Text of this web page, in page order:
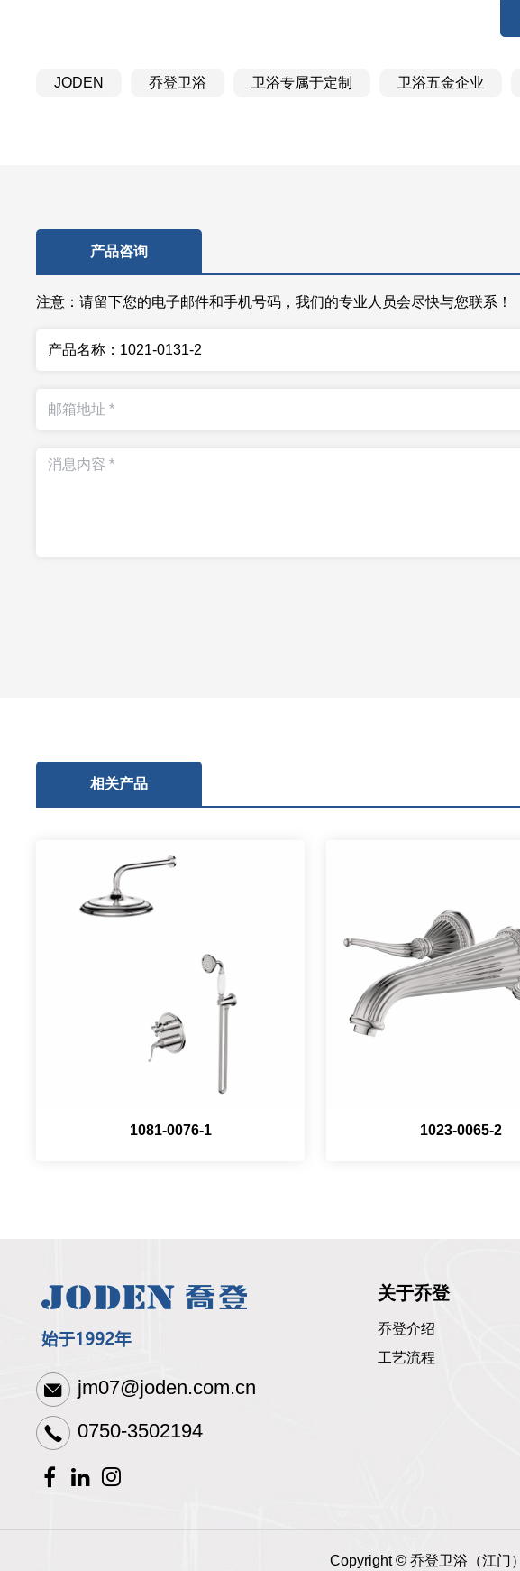
JODEN 乔登卫浴 卫浴专属于定制 卫浴五金企业
产品咨询
注意：请留下您的电子邮件和手机号码，我们的专业人员会尽快与您联系！
相关产品
1081-0076-1 1023-0065-2
jm07@joden.com.cn
0750-3502194
关于乔登
乔登介绍
工艺流程
Copyright © 乔登卫浴（江门